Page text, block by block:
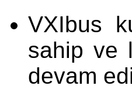
VXIbus
sahip ve
devam